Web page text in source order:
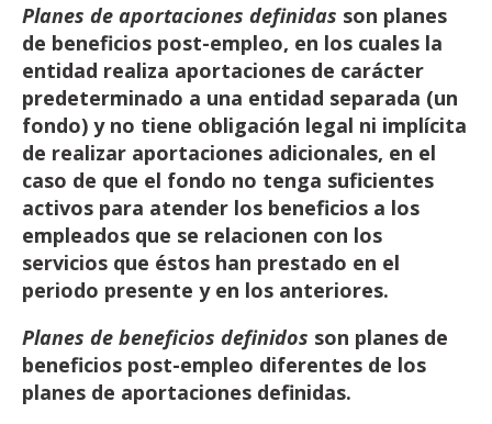
Planes de aportaciones definidas son planes
de beneficios post-empleo, en los cuales la
entidad realiza aportaciones de carácter
predeterminado a una entidad separada (un
fondo) y no tiene obligación legal ni implícita
de realizar aportaciones adicionales, en el
caso de que el fondo no tenga suficientes
activos para atender los beneficios a los
empleados que se relacionen con los
servicios que éstos han prestado en el
periodo presente y en los anteriores.
Planes de beneficios definidos son planes de
beneficios post-empleo diferentes de los
planes de aportaciones definidas.